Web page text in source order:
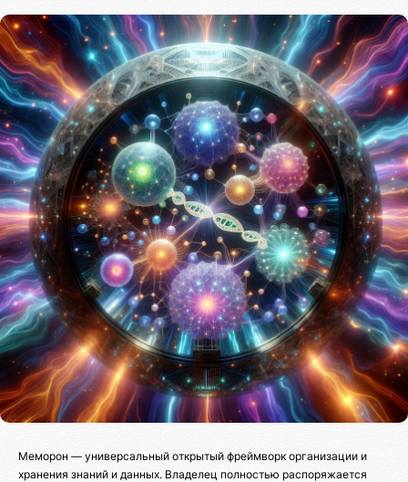
Меморон — универсальный открытый фреймворк организации и
хранения знаний и данных. Владелец полностью распоряжается